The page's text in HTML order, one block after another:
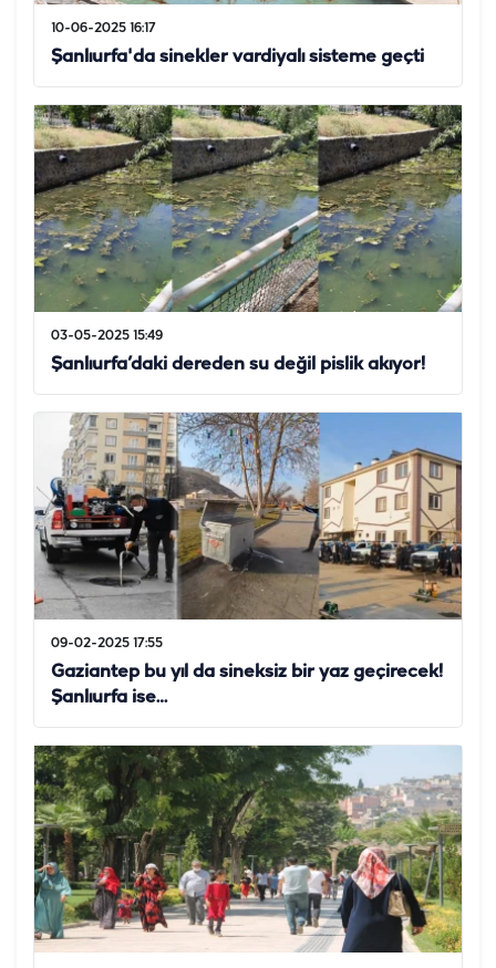
10-06-2025 16:17
Şanlıurfa'da sinekler vardiyalı sisteme geçti
03-05-2025 15:49
Şanlıurfa’daki dereden su değil pislik akıyor!
09-02-2025 17:55
Gaziantep bu yıl da sineksiz bir yaz geçirecek!
Şanlıurfa ise…